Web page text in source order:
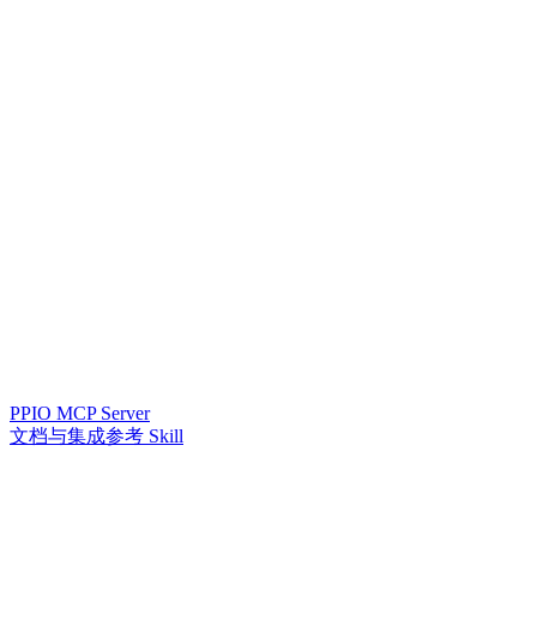
PPIO MCP Server
文档与集成参考 Skill